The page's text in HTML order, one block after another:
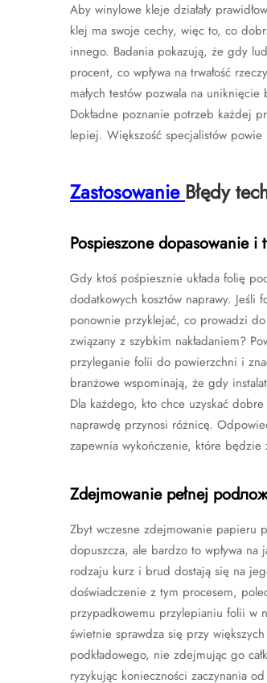
Aby winylowe kleje działały
klej ma swoje cechy, więc to, co
innego. Badania pokazują, że gdy
procent, co wpływa na trwałość
małych testów pozwala na
Dokładne poznanie potrzeb każdej
lepiej. Większość specjalistów
Zastosowanie Błędy
Pospieszone dopasowanie
Gdy ktoś pośpiesznie układa folię
dodatkowych kosztów naprawy. Jeśli
ponownie przyklejać, co prowadzi
związany z szybkim nakładaniem?
przyleganie folii do powierzchni i
branżowe wspominają, że gdy
Dla każdego, kto chce uzyskać
naprawdę przynosi różnicę.
zapewnia wykończenie, które
Zdejmowanie pełnej
Zbyt wczesne zdejmowanie papieru
dopuszcza, ale bardzo to wpływa
rodzaju kurz i brud dostają się na
doświadczenie z tym procesem,
przypadkowemu przylepianiu folii w
świetnie sprawdza się przy
podkładowego, nie zdejmując go
ryzykując konieczności zaczynania